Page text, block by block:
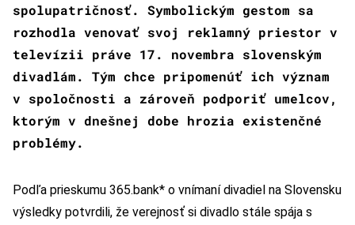
spolupatričnosť. Symbolickým gestom sa
rozhodla venovať svoj reklamný priestor v
televízii práve 17. novembra slovenským
divadlám. Tým chce pripomenúť ich význam
v spoločnosti a zároveň podporiť umelcov,
ktorým v dnešnej dobe hrozia existenčné
problémy.
Podľa prieskumu 365.bank* o vnímaní divadiel na Slovensku
výsledky potvrdili, že verejnosť si divadlo stále spája s